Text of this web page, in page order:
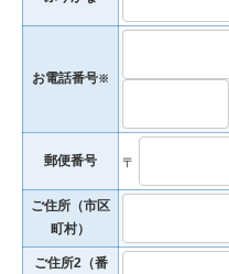
お電話番号※
郵便番号 〒
ご住所（市区
町村）
ご住所2（番